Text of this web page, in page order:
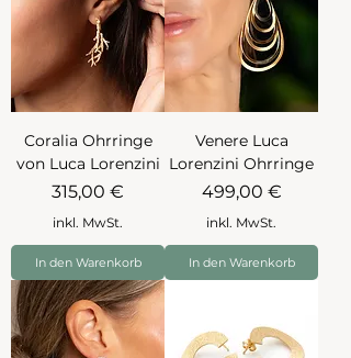
Coralia Ohrringe
von Luca Lorenzini
Preis
315,00 €
inkl. MwSt.
In den Warenkorb
Venere Luca
Lorenzini Ohrringe
Preis
499,00 €
inkl. MwSt.
In den Warenkorb